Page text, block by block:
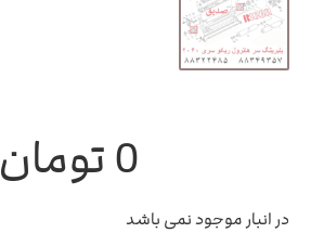
0تومان
در انبار موجود نمی باشد